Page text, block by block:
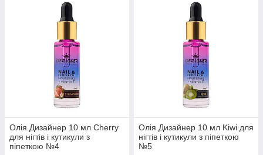
Олія Дизайнер 10 мл Cherry
для нігтів і кутикули з
піпеткою №4
Олія Дизайнер 10 мл Kiwi для
нігтів і кутикули з піпеткою
№5